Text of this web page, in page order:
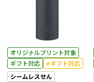
オリジナルプリント対象
ギフト対応
eギフト対応
シームレスせん